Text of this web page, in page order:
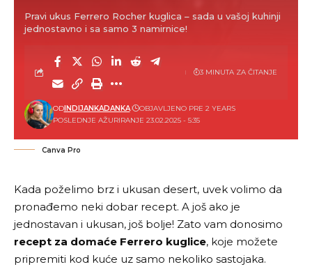
Pravi ukus Ferrero Rocher kuglica – sada u vašoj kuhinji
jednostavno i sa samo 3 namirnice!
POSLEDNJE AŽURIRANJE 23.02.2025 - 5:35
ODINDIJANKADANKA OBJAVLJENO PRE 2 YEARS
3 MINUTA ZA ČITANJE
Canva Pro
Kada poželimo brz i ukusan desert, uvek volimo da
pronađemo neki dobar recept. A još ako je
jednostavan i ukusan, još bolje! Zato vam donosimo
recept za domaće Ferrero kuglice, koje možete
pripremiti kod kuće uz samo nekoliko sastojaka.